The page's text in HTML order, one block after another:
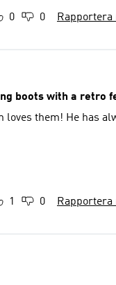
0 0 Rapportera
boots with a retro
loves them! He has
1 0 Rapportera